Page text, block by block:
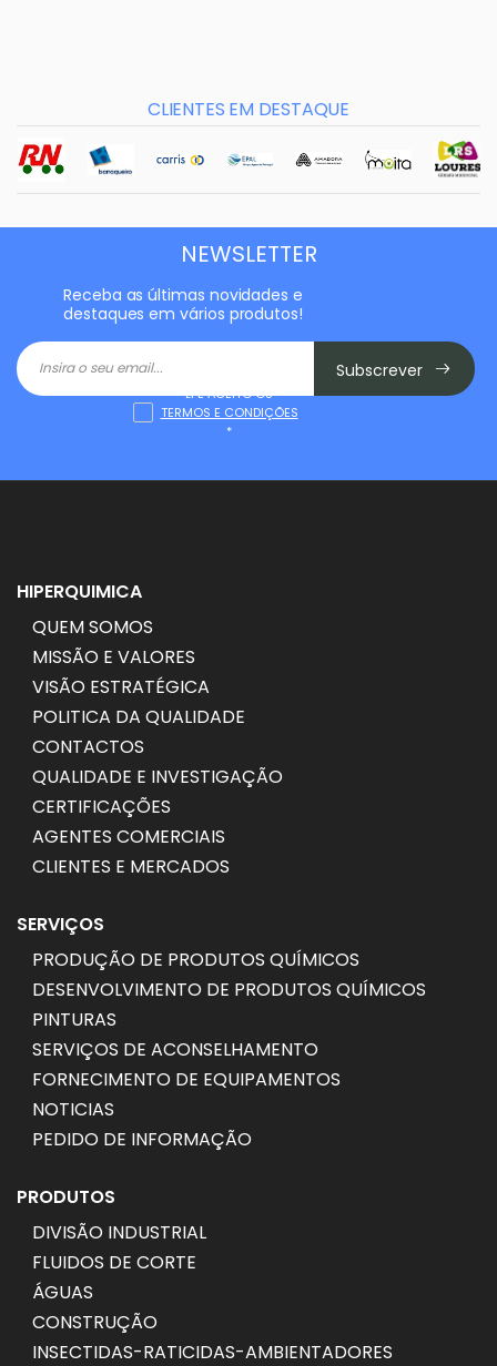
CLIENTES EM DESTAQUE
NEWSLETTER
Receba as últimas novidades e
destaques em vários produtos!
Subscrever
LI E ACEITO OS
TERMOS E CONDIÇÕES
*
HIPERQUIMICA
QUEM SOMOS
MISSÃO E VALORES
VISÃO ESTRATÉGICA
POLITICA DA QUALIDADE
CONTACTOS
QUALIDADE E INVESTIGAÇÃO
CERTIFICAÇÕES
AGENTES COMERCIAIS
CLIENTES E MERCADOS
SERVIÇOS
PRODUÇÃO DE PRODUTOS QUÍMICOS
DESENVOLVIMENTO DE PRODUTOS QUÍMICOS
PINTURAS
SERVIÇOS DE ACONSELHAMENTO
FORNECIMENTO DE EQUIPAMENTOS
NOTICIAS
PEDIDO DE INFORMAÇÃO
PRODUTOS
DIVISÃO INDUSTRIAL
FLUIDOS DE CORTE
ÁGUAS
CONSTRUÇÃO
INSECTIDAS-RATICIDAS-AMBIENTADORES